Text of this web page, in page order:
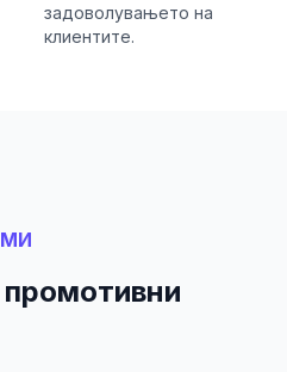
задоволувањето на
клиентите.
промотивни